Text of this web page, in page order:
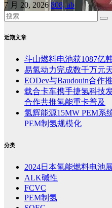
7 月 20, 2026 808, ab
近期文章
斗山燃料电池获1087亿
易氢动力完成数千万元
EODev与Baudouin合作
载合卡车携手捷氢科技
合作共推氢能重卡普及
氢辉能源15MW PEM系
PEM制氢规模化
分类
2024日本氢能燃料电池
ALK碱性
FCVC
PEM制氢